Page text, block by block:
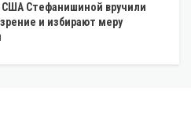
США Стефанишиной вручили
и избирают меру